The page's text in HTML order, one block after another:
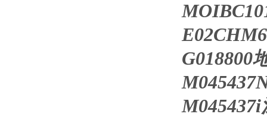
G018800